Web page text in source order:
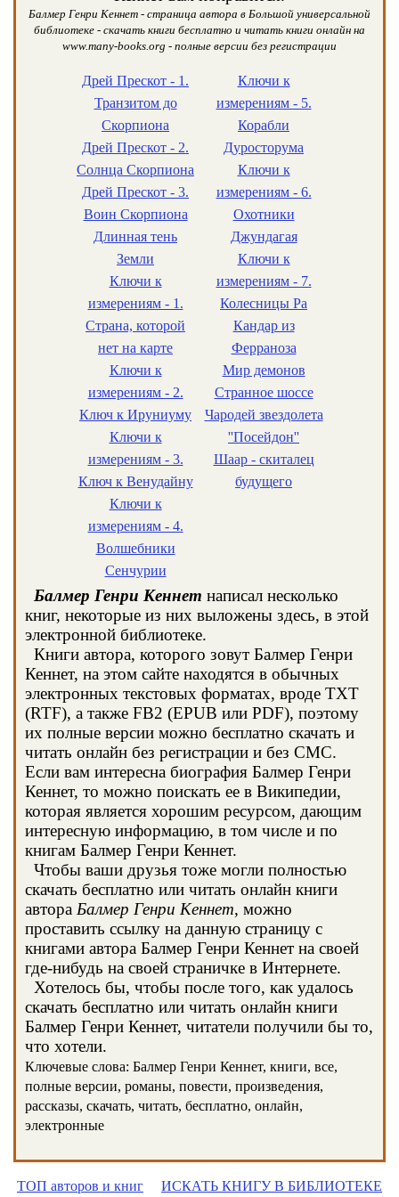
Балмер Генри Кеннет - страница автора в Большой универсальной
библиотеке - скачать книги бесплатно и читать книги онлайн на
www.many-books.org - полные версии без регистрации
Дрей Прескот - 1.
Транзитом до
Скорпиона
Дрей Прескот - 2.
Солнца Скорпиона
Дрей Прескот - 3.
Воин Скорпиона
Длинная тень
Земли
Ключи к
измерениям - 1.
Страна, которой
нет на карте
Ключи к
измерениям - 2.
Ключ к Ируниуму
Ключи к
измерениям - 3.
Ключ к Венудайну
Ключи к
измерениям - 4.
Волшебники
Сенчурии
Ключи к
измерениям - 5.
Корабли
Дуросторума
Ключи к
измерениям - 6.
Охотники
Джундагая
Ключи к
измерениям - 7.
Колесницы Ра
Кандар из
Ферраноза
Мир демонов
Странное шоссе
Чародей звездолета
''Посейдон''
Шаар - скиталец
будущего
Балмер Генри Кеннет написал несколько
книг, некоторые из них выложены здесь, в этой
электронной библиотеке.
Книги автора, которого зовут Балмер Генри
Кеннет, на этом сайте находятся в обычных
электронных текстовых форматах, вроде TXT
(RTF), а также FB2 (EPUB или PDF), поэтому
их полные версии можно бесплатно скачать и
читать онлайн без регистрации и без СМС.
Если вам интересна биография Балмер Генри
Кеннет, то можно поискать ее в Википедии,
которая является хорошим ресурсом, дающим
интересную информацию, в том числе и по
книгам Балмер Генри Кеннет.
Чтобы ваши друзья тоже могли полностью
скачать бесплатно или читать онлайн книги
автора Балмер Генри Кеннет, можно
проставить ссылку на данную страницу с
книгами автора Балмер Генри Кеннет на своей
где-нибудь на своей страничке в Интернете.
Хотелось бы, чтобы после того, как удалось
скачать бесплатно или читать онлайн книги
Балмер Генри Кеннет, читатели получили бы то,
что хотели.
Ключевые слова: Балмер Генри Кеннет, книги, все,
полные версии, романы, повести, произведения,
рассказы, скачать, читать, бесплатно, онлайн,
электронные
ТОП авторов и книг ИСКАТЬ КНИГУ В БИБЛИОТЕКЕ